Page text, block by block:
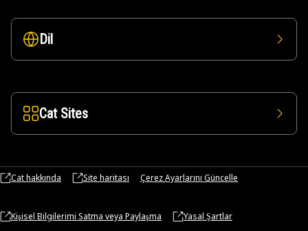
Dil
Cat Sites
Cat hakkında Site haritası Çerez Ayarlarını Güncelle
Kişisel Bilgilerimi Satma veya Paylaşma Yasal Şartlar